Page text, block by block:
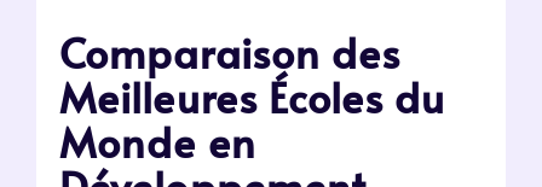
Comparaison des
Meilleures Écoles du
Monde en